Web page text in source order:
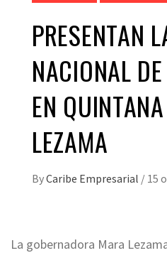
PRESENTAN
NACIONAL
EN
LEZAMA
ByCaribe Empresarial / 15
La gobernadora Mara